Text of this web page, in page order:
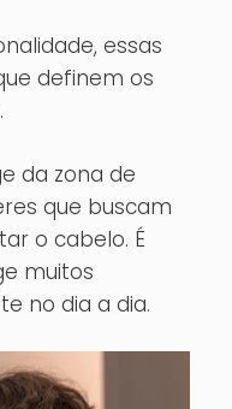
essas
definem os
da zona de
que buscam
o cabelo. É
muitos
no dia a dia.